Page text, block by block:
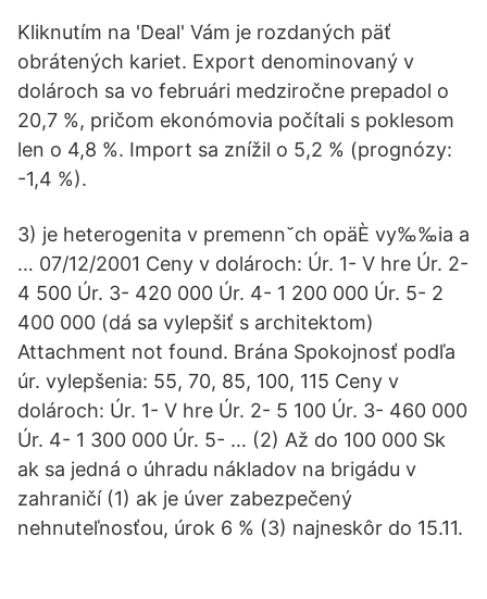
Kliknutím na 'Deal' Vám je rozdaných päť
obrátených kariet. Export denominovaný v
dolároch sa vo februári medziročne prepadol o
20,7 %, pričom ekonómovia počítali s poklesom
len o 4,8 %. Import sa znížil o 5,2 % (prognózy:
-1,4 %).
3) je heterogenita v premenn˘ch opäÈ vy‰‰ia a
… 07/12/2001 Ceny v dolároch: Úr. 1- V hre Úr. 2-
4 500 Úr. 3- 420 000 Úr. 4- 1 200 000 Úr. 5- 2
400 000 (dá sa vylepšiť s architektom)
Attachment not found. Brána Spokojnosť podľa
úr. vylepšenia: 55, 70, 85, 100, 115 Ceny v
dolároch: Úr. 1- V hre Úr. 2- 5 100 Úr. 3- 460 000
Úr. 4- 1 300 000 Úr. 5- … (2) Až do 100 000 Sk
ak sa jedná o úhradu nákladov na brigádu v
zahraničí (1) ak je úver zabezpečený
nehnuteľnosťou, úrok 6 % (3) najneskôr do 15.11.